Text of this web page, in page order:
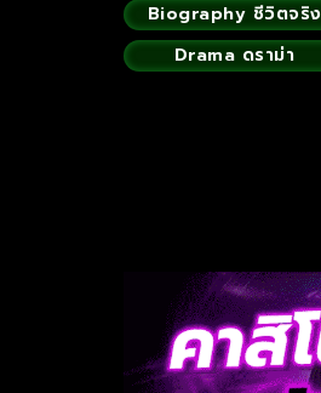
Biography ชีวิตจริง
Drama ดราม่า